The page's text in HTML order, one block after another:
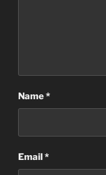
Name*
Email*